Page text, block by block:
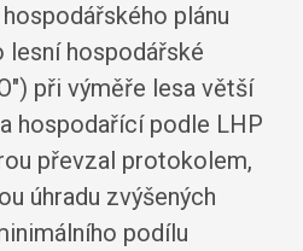
plánu
lesní hospodářské
při výměře lesa větší
hospodařící podle LHP
převzal protokolem,
úhradu zvýšených
podílu